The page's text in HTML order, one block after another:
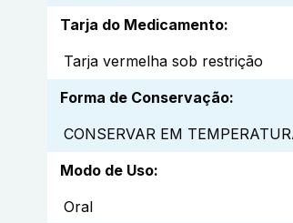
Tarja do Medicamento:
Tarja vermelha sob restrição
Forma de Conservação:
CONSERVAR EM
Modo de Uso:
Oral